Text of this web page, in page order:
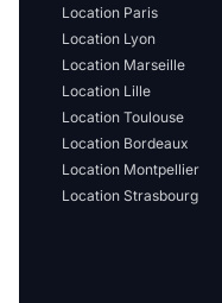
Location Paris
Location Lyon
Location Marseille
Location Lille
Location Toulouse
Location Bordeaux
Location Montpellier
Location Strasbourg